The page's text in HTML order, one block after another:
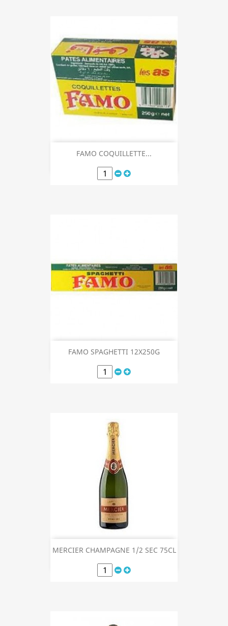
FAMO COQUILLETTE...
FAMO SPAGHETTI 12X250G
MERCIER CHAMPAGNE 1/2 SEC 75CL